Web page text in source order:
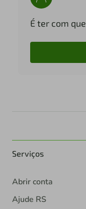
É ter com
Serviços
Abrir conta
Ajude RS